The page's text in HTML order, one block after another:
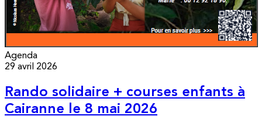
Agenda
29 avril 2026
Rando solidaire + courses enfants à
Cairanne le 8 mai 2026